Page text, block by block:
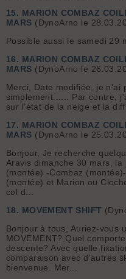
15. MARION COMBAZ
MARS (DynoArno le
Possible aussi le samedi 29
16. MARION COMBAZ
MARS (DynoArno le
Merci, Date modifiée, je n'ai
simplement...... Par contre,
sur l'état de la neige et la
17. MARION COMBAZ
MARS (DynoArno le
Bonjour, Je recherche
Aravis dimanche 30 mars,
(montée) -Combaz
(montée) et Marion ou
col d...
18. MOVEMENT SHIFT
Bonjour à tous, Auriez-vous
MOVEMENT? Quel
descente? Avec quelle
comparaison avec d'autres
bienvenue. Mer...